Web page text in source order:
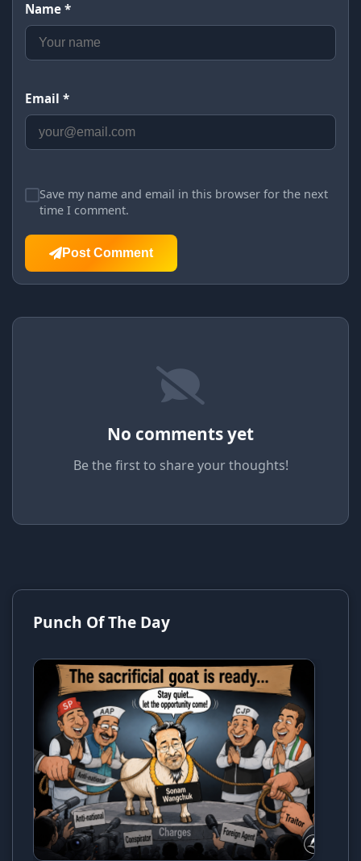
Name *
Email *
Save my name and email in this browser for the next
time I comment.
Post Comment
No comments yet
Be the first to share your thoughts!
Punch Of The Day